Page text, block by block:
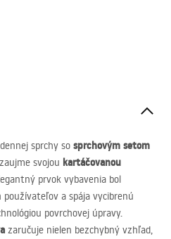
sprchy so sprchovým setom
svojou kartáčovanou
prvok vybavenia bol
a spája vycibrenú
povrchovej úpravy.
zaručuje nielen bezchybný vzhľad,